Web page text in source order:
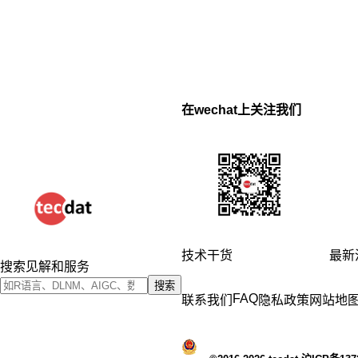
搜索见解和服务
搜索
在wechat上关注我们
技术干货 最新
联系我们 FAQ隐私政策 网站地